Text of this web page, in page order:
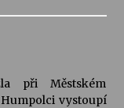
při Městském
vystoupí